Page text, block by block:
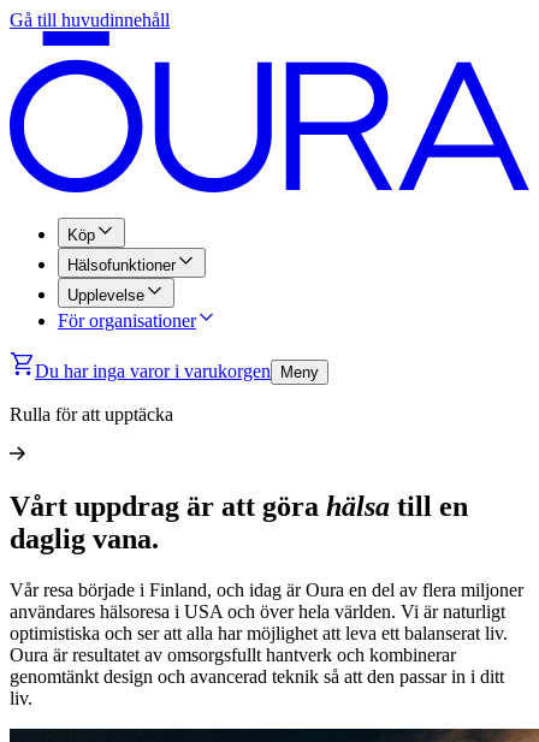
Gå till huvudinnehåll
Köp
Hälsofunktioner
Upplevelse
För organisationer
Du har inga varor i varukorgen Meny
Rulla för att upptäcka
Vårt uppdrag är att göra hälsa till en
daglig vana.
Vår resa började i Finland, och idag är Oura en del av flera miljoner
användares hälsoresa i USA och över hela världen. Vi är naturligt
optimistiska och ser att alla har möjlighet att leva ett balanserat liv.
Oura är resultatet av omsorgsfullt hantverk och kombinerar
genomtänkt design och avancerad teknik så att den passar in i ditt
liv.